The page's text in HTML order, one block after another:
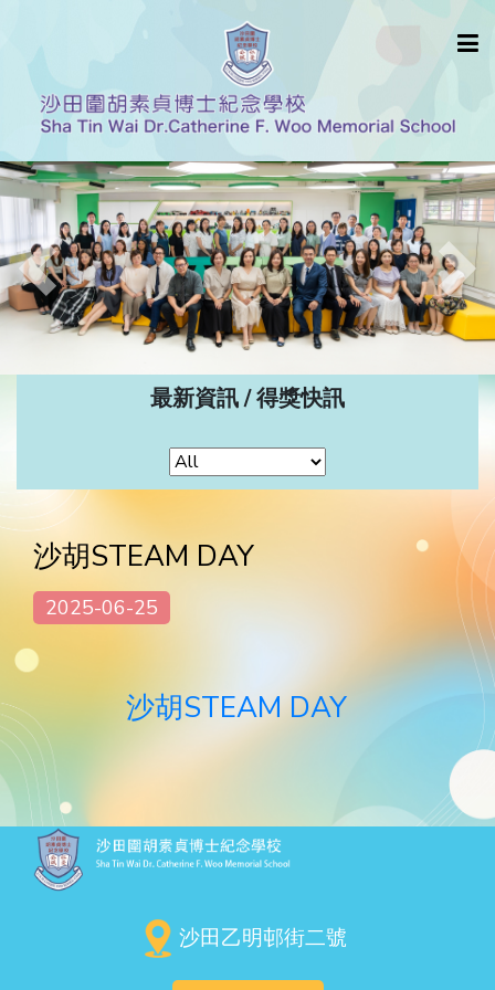
Previous Next
最新資訊 / 得獎快訊
沙胡STEAM DAY
2025-06-25
沙胡STEAM DAY
沙田乙明邨街二號